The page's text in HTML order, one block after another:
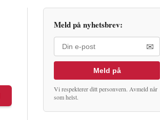
Meld på nyhetsbrev:
✉
Meld på
Vi respekterer ditt personvern. Avmeld når
som helst.